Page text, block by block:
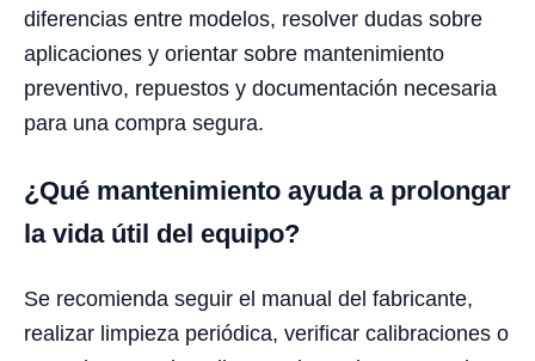
diferencias entre modelos, resolver dudas sobre
aplicaciones y orientar sobre mantenimiento
preventivo, repuestos y documentación necesaria
para una compra segura.
¿Qué mantenimiento ayuda a prolongar
la vida útil del equipo?
Se recomienda seguir el manual del fabricante,
realizar limpieza periódica, verificar calibraciones o